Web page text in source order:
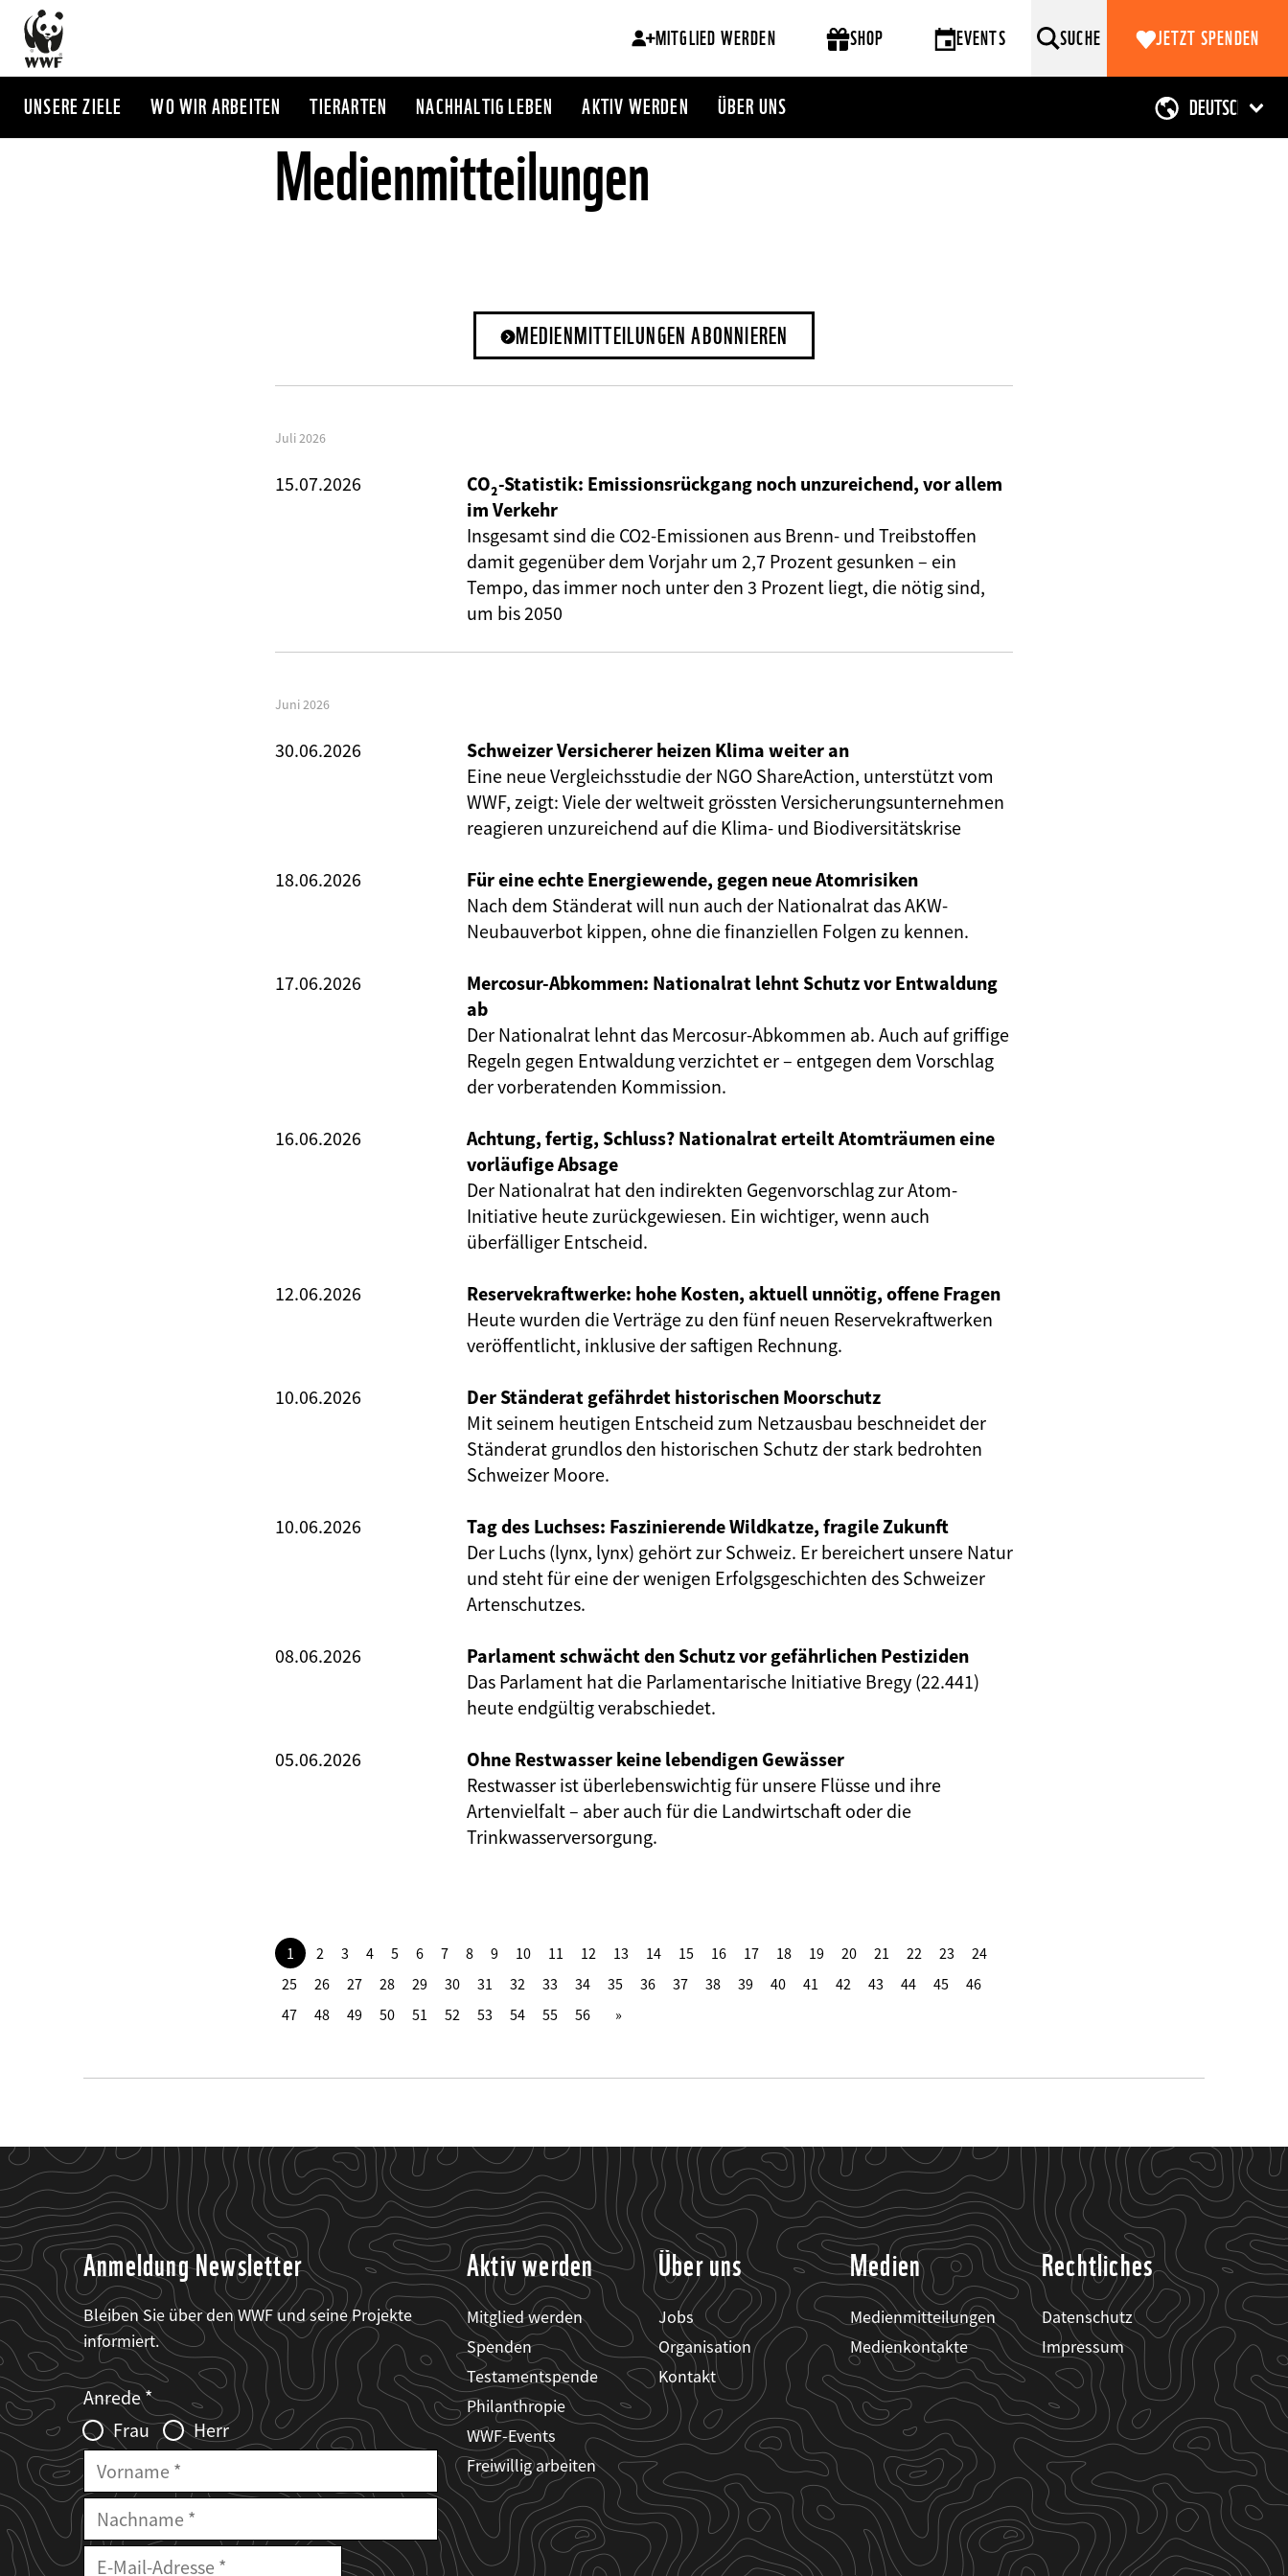
Direkt
zum
Inhalt
MITGLIED WERDEN SHOP EVENTS SUCHE JETZT SPENDEN
UNSERE ZIELE WO WIR ARBEITEN TIERARTEN NACHHALTIG LEBEN AKTIV WERDEN ÜBER UNS
Medienmitteilungen
MEDIENMITTEILUNGEN ABONNIEREN
Juli 2026
15.07.2026
CO₂-Statistik: Emissionsrückgang noch unzureichend, vor allem
im Verkehr
Insgesamt sind die CO2-Emissionen aus Brenn- und Treibstoffen
damit gegenüber dem Vorjahr um 2,7 Prozent gesunken – ein
Tempo, das immer noch unter den 3 Prozent liegt, die nötig sind,
um bis 2050
Juni 2026
30.06.2026
Schweizer Versicherer heizen Klima weiter an
Eine neue Vergleichsstudie der NGO ShareAction, unterstützt vom
WWF, zeigt: Viele der weltweit grössten Versicherungsunternehmen
reagieren unzureichend auf die Klima- und Biodiversitätskrise
18.06.2026
Für eine echte Energiewende, gegen neue Atomrisiken
Nach dem Ständerat will nun auch der Nationalrat das AKW-
Neubauverbot kippen, ohne die finanziellen Folgen zu kennen.
17.06.2026
Mercosur-Abkommen: Nationalrat lehnt Schutz vor Entwaldung
ab
Der Nationalrat lehnt das Mercosur-Abkommen ab. Auch auf griffige
Regeln gegen Entwaldung verzichtet er – entgegen dem Vorschlag
der vorberatenden Kommission.
16.06.2026
Achtung, fertig, Schluss? Nationalrat erteilt Atomträumen eine
vorläufige Absage
Der Nationalrat hat den indirekten Gegenvorschlag zur Atom-
Initiative heute zurückgewiesen. Ein wichtiger, wenn auch
überfälliger Entscheid.
12.06.2026
Reservekraftwerke: hohe Kosten, aktuell unnötig, offene Fragen
Heute wurden die Verträge zu den fünf neuen Reservekraftwerken
veröffentlicht, inklusive der saftigen Rechnung.
10.06.2026
Der Ständerat gefährdet historischen Moorschutz
Mit seinem heutigen Entscheid zum Netzausbau beschneidet der
Ständerat grundlos den historischen Schutz der stark bedrohten
Schweizer Moore.
10.06.2026
Tag des Luchses: Faszinierende Wildkatze, fragile Zukunft
Der Luchs (lynx, lynx) gehört zur Schweiz. Er bereichert unsere Natur
und steht für eine der wenigen Erfolgsgeschichten des Schweizer
Artenschutzes.
08.06.2026
Parlament schwächt den Schutz vor gefährlichen Pestiziden
Das Parlament hat die Parlamentarische Initiative Bregy (22.441)
heute endgültig verabschiedet.
05.06.2026
Ohne Restwasser keine lebendigen Gewässer
Restwasser ist überlebenswichtig für unsere Flüsse und ihre
Artenvielfalt – aber auch für die Landwirtschaft oder die
Trinkwasserversorgung.
1 2 3 4 5 6 7 8 9 10 11 12 13 14 15 16 17 18 19 20 21 22 23
24
25
26 27 28 29 30 31 32 33 34 35 36 37 38 39 40 41 42 43 44 45
46
47
48 49 50 51 52 53 54 55 56
Anmeldung Newsletter
Bleiben Sie über den WWF und seine Projekte
informiert.
Web2Case
Infofelder
Fieldset
anrede_name
Anrede
Frau
Herr
Vorname
Nachname
E-
Mailadresse
Aktiv werden
Mitglied werden
Spenden
Testamentspende
Philanthropie
WWF-Events
Freiwillig arbeiten
Über uns
Jobs
Organisation
Kontakt
Medien
Medienmitteilungen
Medienkontakte
Rechtliches
Datenschutz
Impressum